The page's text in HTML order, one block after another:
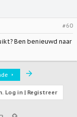
#60
Ben benieuwd naar
Log in | Registreer